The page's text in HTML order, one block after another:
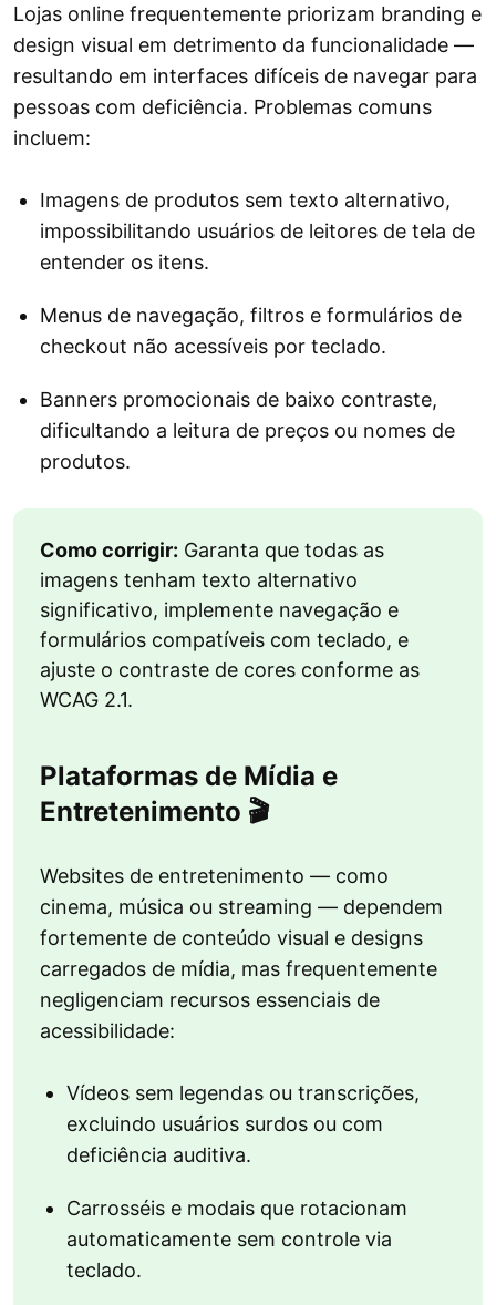
Lojas online frequentemente priorizam branding e
design visual em detrimento da funcionalidade —
resultando em interfaces difíceis de navegar para
pessoas com deficiência. Problemas comuns
incluem:
Imagens de produtos sem texto alternativo,
impossibilitando usuários de leitores de tela de
entender os itens.
Menus de navegação, filtros e formulários de
checkout não acessíveis por teclado.
Banners promocionais de baixo contraste,
dificultando a leitura de preços ou nomes de
produtos.
Como corrigir: Garanta que todas as
imagens tenham texto alternativo
significativo, implemente navegação e
formulários compatíveis com teclado, e
ajuste o contraste de cores conforme as
WCAG 2.1.
Plataformas de Mídia e
Entretenimento 🎬
Websites de entretenimento — como
cinema, música ou streaming — dependem
fortemente de conteúdo visual e designs
carregados de mídia, mas frequentemente
negligenciam recursos essenciais de
acessibilidade:
Vídeos sem legendas ou transcrições,
excluindo usuários surdos ou com
deficiência auditiva.
Carrosséis e modais que rotacionam
automaticamente sem controle via
teclado.